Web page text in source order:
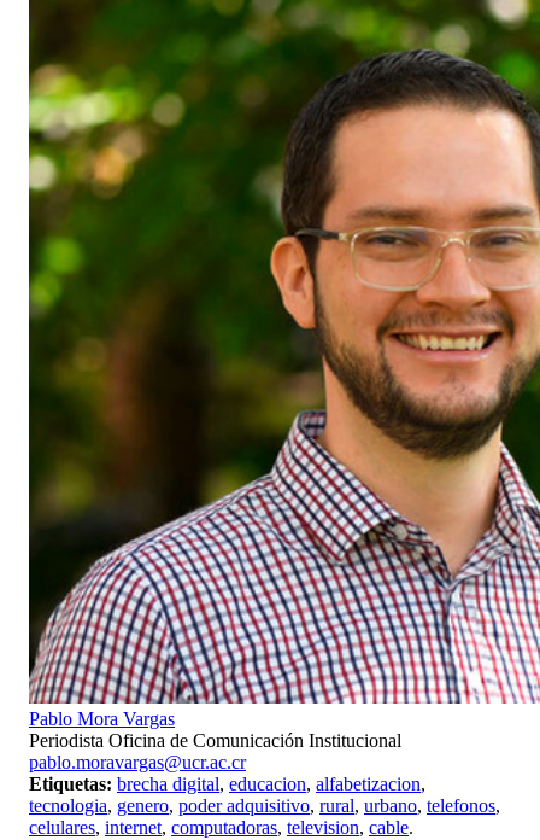
Pablo Mora Vargas
Periodista Oficina de Comunicación Institucional
pablo.moravargas@ucr.ac.cr
Etiquetas: brecha digital, educacion, alfabetizacion,
tecnologia, genero, poder adquisitivo, rural, urbano, telefonos,
celulares, internet, computadoras, television, cable.